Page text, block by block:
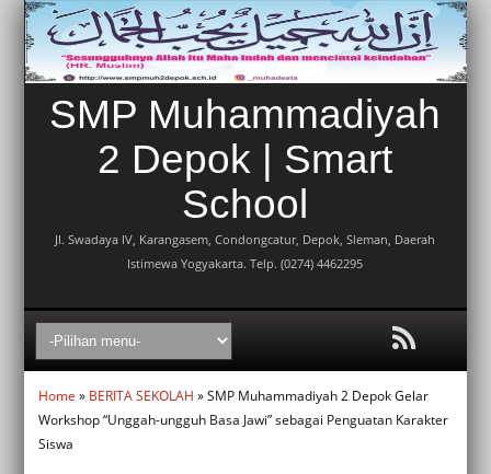
SMP Muhammadiyah
2 Depok | Smart
School
Jl. Swadaya IV, Karangasem, Condongcatur, Depok, Sleman, Daerah
Istimewa Yogyakarta. Telp. (0274) 4462295
Home » BERITA SEKOLAH » SMP Muhammadiyah 2 Depok Gelar
Workshop “Unggah-ungguh Basa Jawi” sebagai Penguatan Karakter
Siswa